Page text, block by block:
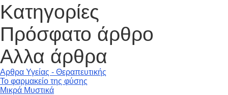
Κατηγορίες
Πρόσφατο άρθρο
Αλλα άρθρα
Αρθρα Υγείας - Θεραπευτικής
Το φαρμακείο της φύσης
Μικρά Μυστικά